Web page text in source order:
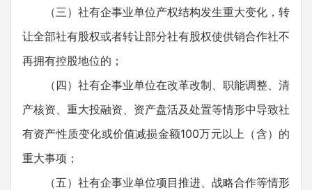
（三）社有企事业单位产权结构发生重大变化，转
让全部社有股权或者转让部分社有股权使供销合作社不
再拥有控股地位的；
（四）社有企事业单位在改革改制、职能调整、清
产核资、重大投融资、资产盘活及处置等情形中导致社
有资产性质变化或价值减损金额100万元以上（含）的
重大事项；
（五）社有企事业单位项目推进、战略合作等情形